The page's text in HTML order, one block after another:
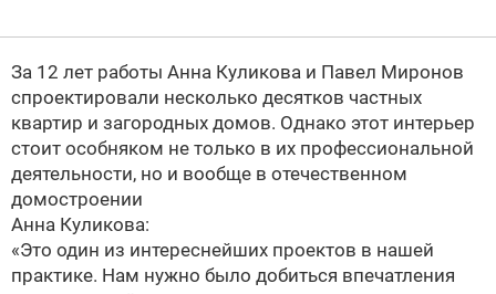
За 12 лет работы Анна Куликова и Павел Миронов
спроектировали несколько десятков частных
квартир и загородных домов. Однако этот интерьер
стоит особняком не только в их профессиональной
деятельности, но и вообще в отечественном
домостроении
Анна Куликова:
«Это один из интереснейших проектов в нашей
практике. Нам нужно было добиться впечатления